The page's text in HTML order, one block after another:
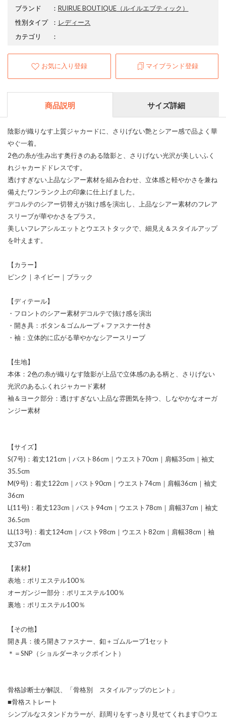
ブランド
： RUIRUE BOUTIQUE（ルイルエブティック）
性別タイプ
： レディース
カテゴリ
：
お気に入り登録 マイブランド登録
商品説明 サイズ詳細
陰影が織りなす上質ジャカードに、さりげない艶とシアー感で品よく華
やぐ一着。
2色の糸が生み出す奥行きのある陰影と、さりげない光沢が美しいふく
れジャカードドレスです。
透けすぎない上品なシアー素材を組み合わせ、立体感と軽やかさを兼ね
備えたワンランク上の印象に仕上げました。
デコルテのシアー切替えが抜け感を演出し、上品なシアー素材のフレア
スリーブが華やかさをプラス。
美しいフレアシルエットとウエストタックで、細見え＆スタイルアップ
を叶えます。
【カラー】
ピンク｜ネイビー｜ブラック
【ディテール】
・フロントのシアー素材デコルテで抜け感を演出
・開き具：ボタン＆ゴムループ＋ファスナー付き
・袖：立体的に広がる華やかなシアースリーブ
【生地】
本体：2色の糸が織りなす陰影が上品で立体感のある柄と、さりげない
光沢のあるふくれジャカード素材
袖＆ヨーク部分：透けすぎない上品な雰囲気を持つ、しなやかなオーガ
ンジー素材
【サイズ】
S(7号)：着丈121cm｜バスト86cm｜ウエスト70cm｜肩幅35cm｜袖丈
35.5cm
M(9号)：着丈122cm｜バスト90cm｜ウエスト74cm｜肩幅36cm｜袖丈
36cm
L(11号)：着丈123cm｜バスト94cm｜ウエスト78cm｜肩幅37cm｜袖丈
36.5cm
LL(13号)：着丈124cm｜バスト98cm｜ウエスト82cm｜肩幅38cm｜袖
丈37cm
【素材】
表地：ポリエステル100％
オーガンジー部分：ポリエステル100％
裏地：ポリエステル100％
【その他】
開き具：後ろ開きファスナー、釦＋ゴムループ1セット
＊＝SNP（ショルダーネックポイント）
骨格診断士が解説、「骨格別 スタイルアップのヒント」
■骨格ストレート
シンプルなスタンドカラーが、顔周りをすっきり見せてくれます◎ウエ